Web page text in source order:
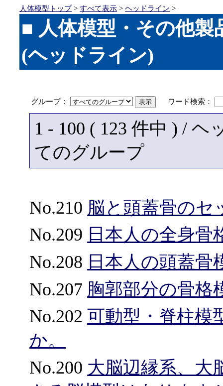
人体模型トップ>すべて表示 >ヘッドライン >
■ 人体模型・その他
(ヘッドライン)
グループ： ワード検索：
1 - 100 ( 123 件中 ) /
てのグループ
No.210 脳と頭蓋骨のセ
No.209 日本人の全身骨
No.208 日本人の頭蓋骨
No.207 胸郭部分の骨格
No.202可動型・脊柱模
か。
No.200 大脳辺縁系、大